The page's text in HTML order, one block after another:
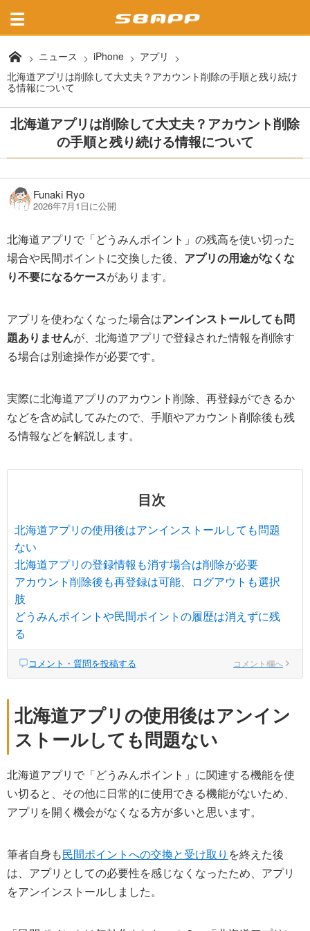
ニュース iPhone
アプリ
北海道アプリは削除して大丈夫？アカウント削除の手順と残り続け
る情報について
北海道アプリは削除して大丈夫？アカウント削除
の手順と残り続ける情報について
Funaki Ryo
2026年7月1日に公開
北海道アプリで「どうみんポイント」の残高を使い切った
場合や民間ポイントに交換した後、 アプリの用途がなくな
り不要になるケースがあります。
アプリを使わなくなった場合はアンインストールしても問
題ありませんが、北海道アプリで登録された情報を削除す
る場合は別途操作が必要です。
実際に北海道アプリのアカウント削除、再登録ができるか
などを含め試してみたので、手順やアカウント削除後も残
る情報などを解説します。
目次
北海道アプリの使用後はアンインストールしても問題
ない
北海道アプリの登録情報も消す場合は削除が必要
アカウント削除後も再登録は可能、ログアウトも選択
肢
どうみんポイントや民間ポイントの履歴は消えずに残
る
コメント・質問を投稿する コメント欄へ
北海道アプリの使用後はアンイン
ストールしても問題ない
北海道アプリで「どうみんポイント」に関連する機能を使
い切ると、その他に日常的に使用できる機能がないため、
アプリを開く機会がなくなる方が多いと思います。
筆者自身も民間ポイントへの交換と受け取り を終えた後
は、アプリとしての必要性を感じなくなったため、アプリ
をアンインストールしました。